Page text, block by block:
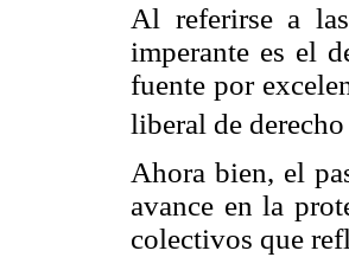
Al referirse a
imperante es el
fuente por
liberal de
Ahora bien, el
avance en la
colectivos que